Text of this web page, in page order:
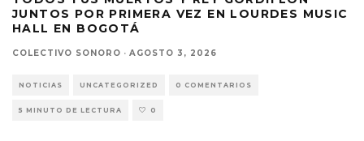
JUNTOS POR PRIMERA VEZ EN LOURDES MUSIC
HALL EN BOGOTÁ
COLECTIVO SONORO · AGOSTO 3, 2026
NOTICIAS UNCATEGORIZED 0 COMENTARIOS
5 MINUTO DE LECTURA 0